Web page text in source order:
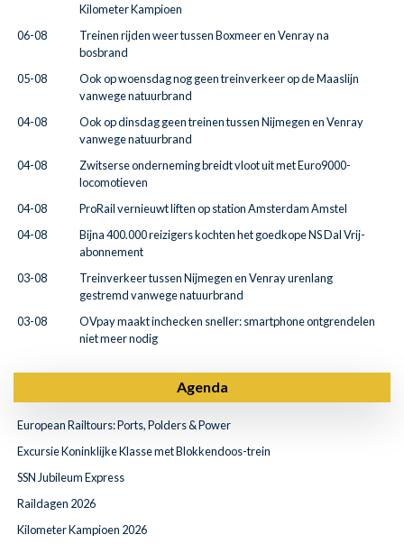
Kilometer Kampioen
06-08
Treinen rijden weer tussen Boxmeer en Venray na
bosbrand
05-08
Ook op woensdag nog geen treinverkeer op de Maaslijn
vanwege natuurbrand
04-08
Ook op dinsdag geen treinen tussen Nijmegen en Venray
vanwege natuurbrand
04-08
Zwitserse onderneming breidt vloot uit met Euro9000-
locomotieven
04-08
ProRail vernieuwt liften op station Amsterdam Amstel
04-08
Bijna 400.000 reizigers kochten het goedkope NS Dal Vrij-
abonnement
03-08
Treinverkeer tussen Nijmegen en Venray urenlang
gestremd vanwege natuurbrand
03-08
OVpay maakt inchecken sneller: smartphone ontgrendelen
niet meer nodig
Agenda
European Railtours: Ports, Polders & Power
Excursie Koninklijke Klasse met Blokkendoos-trein
SSN Jubileum Express
Raildagen 2026
Kilometer Kampioen 2026